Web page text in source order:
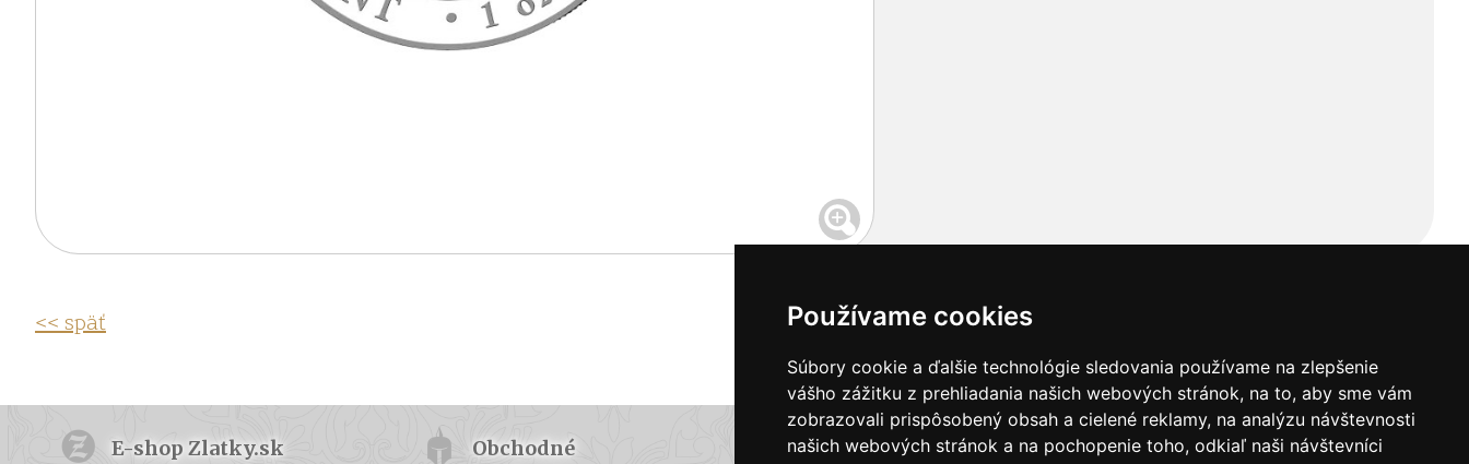
Používame cookies
Súbory cookie a ďalšie technológie sledovania používame na zlepšenie
vášho zážitku z prehliadania našich webových stránok, na to, aby sme vám
zobrazovali prispôsobený obsah a cielené reklamy, na analýzu návštevnosti
našich webových stránok a na pochopenie toho, odkiaľ naši návštevníci
<< späť
E-shop Zlatky.sk Obchodné Doprava a platba Kontaktné